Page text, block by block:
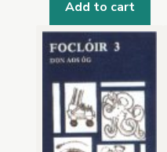
Add to cart